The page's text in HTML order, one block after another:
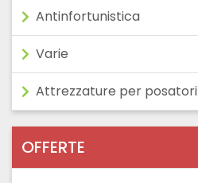
Antinfortunistica
Varie
Attrezzature per posatori
OFFERTE